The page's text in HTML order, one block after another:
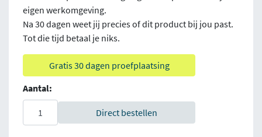
eigen werkomgeving.
Na 30 dagen weet jij precies of dit product bij jou past.
Tot die tijd betaal je niks.
Gratis 30 dagen proefplaatsing
Aantal:
Direct bestellen